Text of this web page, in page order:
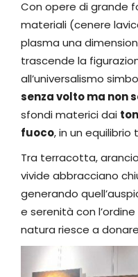
Con opere di grande
materiali (cenere
plasma una
trascende la
all’universalismo
senza volto ma non
sfondi materici dai
fuoco, in un equilibrio
Tra terracotta,
vivide abbracciano
generando
e serenità con
natura riesce a